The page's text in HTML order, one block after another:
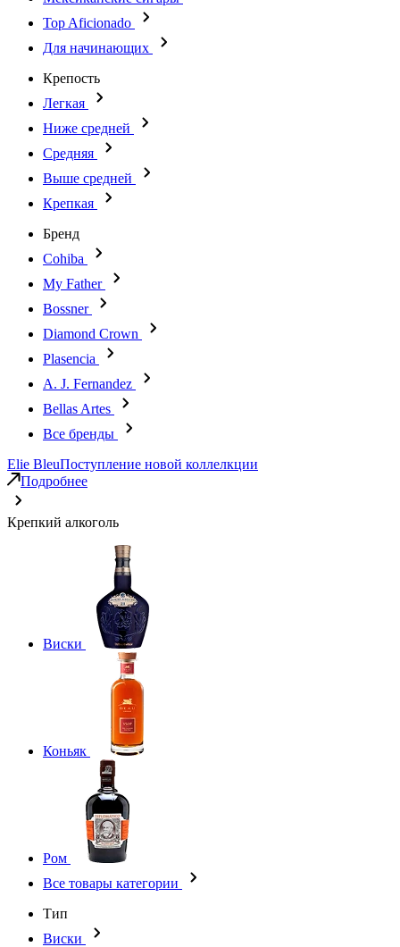
Top Aficionado
Для начинающих
Крепость
Легкая
Ниже средней
Средняя
Выше средней
Крепкая
Бренд
Cohiba
My Father
Bossner
Diamond Crown
Plasencia
A. J. Fernandez
Bellas Artes
Все бренды
Elie BleuПоступление новой коллелкции
Подробнее
Крепкий алкоголь
Виски
Коньяк
Ром
Все товары категории
Тип
Виски